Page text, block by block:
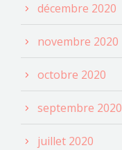
décembre 2020
novembre 2020
octobre 2020
septembre 2020
juillet 2020